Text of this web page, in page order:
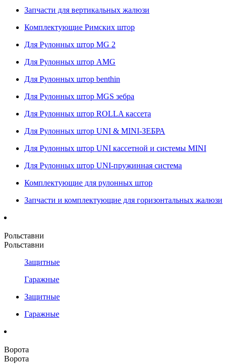
Запчасти для вертикальных жалюзи
Комплектующие Римских штор
Для Рулонных штор MG 2
Для Рулонных штор AMG
Для Рулонных штор benthin
Для Рулонных штор MGS зебра
Для Рулонных штор ROLLA кассета
Для Рулонных штор UNI & MINI-ЗЕБРА
Для Рулонных штор UNI кассетной и системы MINI
Для Рулонных штор UNI-пружинная система
Комплектующие для рулонных штор
Запчасти и комплектующие для горизонтальных жалюзи
Рольставни
Рольставни
Защитные
Гаражные
Защитные
Гаражные
Ворота
Ворота